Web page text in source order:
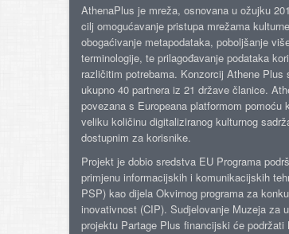
AthenaPlus je mreža, osnovana u ožujku
cilj omogućavanje pristupa mrežama
obogaćivanje metapodataka, poboljšanje
terminologije, te prilagođavanje podataka
različitim potrebama. Konzorcij Athene Plus
ukupno 40 partnera iz 21 države članice.
povezana s Europeana platformom pomoću
veliku količinu digitaliziranog kulturnog
dostupnim za korisnike.
Projekt je dobio sredstva EU Programa
primjenu informacijskih i komunikacijskih
PSP) kao dijela Okvirnog programa za
inovativnost (CIP). Sudjelovanje Muzeja za
projektu Partage Plus financijski će podržati